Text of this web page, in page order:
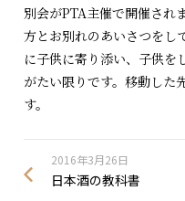
別会がPTA主催で開催され
方とお別れのあいさつをし
に子供に寄り添い、子供を
がたい限りです。移動した
す。
2016年3月26日
日本酒の教科書